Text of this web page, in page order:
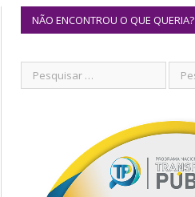
NÃO ENCONTROU O QUE QUERIA?